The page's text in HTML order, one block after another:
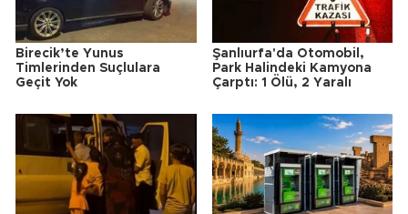
Birecik’te Yunus
Timlerinden Suçlulara
Geçit Yok
Şanlıurfa'da Otomobil,
Park Halindeki Kamyona
Çarptı: 1 Ölü, 2 Yaralı